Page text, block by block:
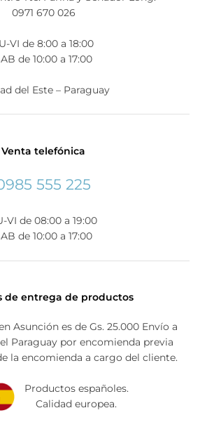
0971 670 026
VI de 8:00 a 18:00
de 10:00 a 17:00
del Este – Paraguay
Venta telefónica
555 225
VI de 08:00 a 19:00
de 10:00 a 17:00
de entrega de productos
Asunción es de Gs. 25.000 Envío a
Paraguay por encomienda previa
la encomienda a cargo del cliente.
Productos españoles.
Calidad europea.